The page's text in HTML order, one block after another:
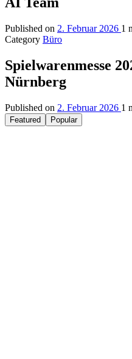
Published on 2. Februar 2026 1
Category Büro
Spielwarenmesse
Nürnberg
Published on 2. Februar 2026 1
Featured Popular